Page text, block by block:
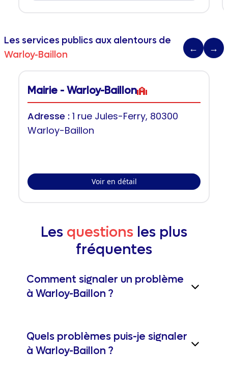
Les services publics aux alentours de
Warloy-Baillon
← →
Mairie - Warloy-Baillon
Adresse : 1 rue Jules-Ferry, 80300
Warloy-Baillon
Voir en détail
Les questions les plus
fréquentes
Comment signaler un problème
à Warloy-Baillon ?
Quels problèmes puis-je signaler
à Warloy-Baillon ?